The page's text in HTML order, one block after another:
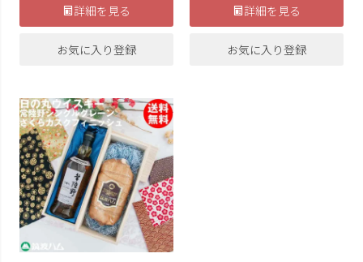
詳細を見る
お気に入り登録
詳細を見る
お気に入り登録